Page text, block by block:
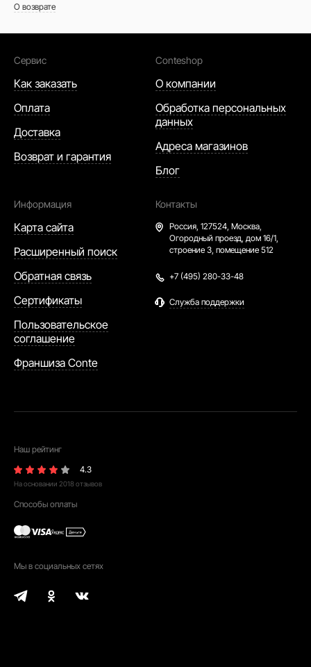
О возврате
Сервис
Как заказать
Оплата
Доставка
Возврат и гарантия
Conteshop
О компании
Обработка персональных
данных
Адреса магазинов
Блог
Информация
Карта сайта
Расширенный поиск
Обратная связь
Сертификаты
Пользовательское
соглашение
Франшиза Conte
Контакты
Россия, 127524, Москва,
Огородный проезд, дом 16/1,
строение 3, помещение 512
+7 (495) 280-33-48
Служба поддержки
Наш рейтинг
4.3
На основании 2018 отзывов
Способы оплаты
Мы в социальных сетях